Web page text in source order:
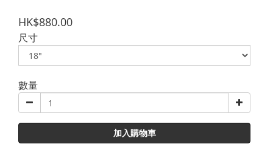
HK$880.00
尺寸
數量
加入購物車